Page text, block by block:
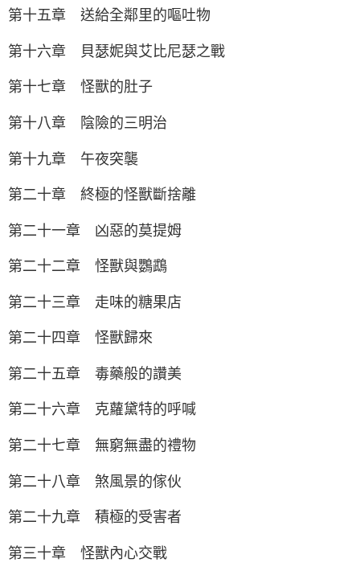
第十五章 送給全鄰里的嘔吐物
第十六章 貝瑟妮與艾比尼瑟之戰
第十七章 怪獸的肚子
第十八章 陰險的三明治
第十九章 午夜突襲
第二十章 終極的怪獸斷捨離
第二十一章 凶惡的莫提姆
第二十二章 怪獸與鸚鵡
第二十三章 走味的糖果店
第二十四章 怪獸歸來
第二十五章 毒藥般的讚美
第二十六章 克蘿黛特的呼喊
第二十七章 無窮無盡的禮物
第二十八章 煞風景的傢伙
第二十九章 積極的受害者
第三十章 怪獸內心交戰